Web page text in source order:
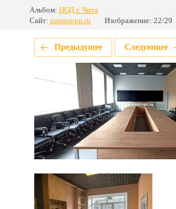
Альбом: ЦОД г. Чита
Сайт: zumgroup.ru Изображение: 22/29
Предыдущее Следующее